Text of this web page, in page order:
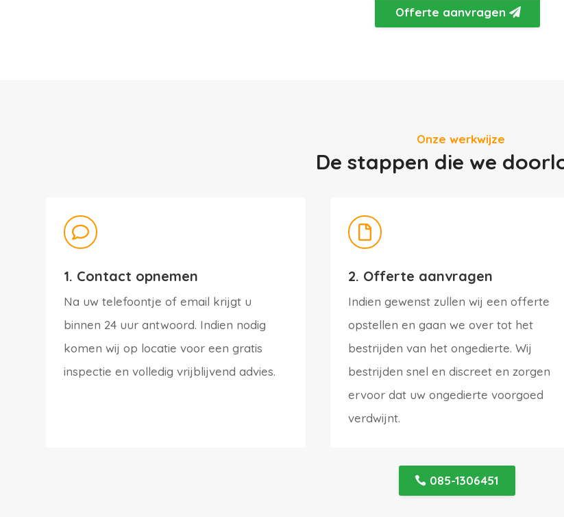
Offerte aanvragen
Onze werkwijze
De stappen die we

1. Contact opnemen
Na uw telefoontje of email krijgt u
binnen 24 uur antwoord. Indien nodig
komen wij op locatie voor een gratis
inspectie en volledig vrijblijvend advies.

2. Offerte aanvragen
Indien gewenst zullen wij een offerte
opstellen en gaan we over tot het
bestrijden van het ongedierte. Wij
bestrijden snel en discreet en zorgen
ervoor dat uw ongedierte voorgoed
verdwijnt.
085-1306451